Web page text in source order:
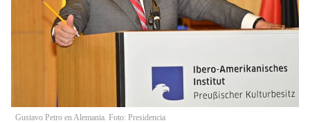
Gustavo Petro en Alemania. Foto: Presidencia